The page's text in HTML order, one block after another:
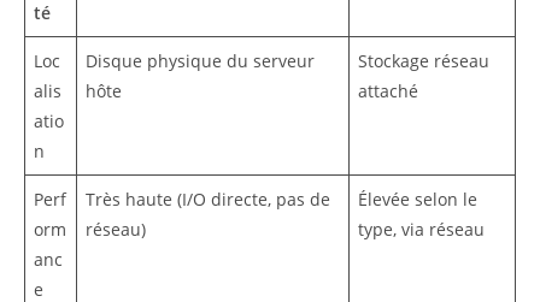
té
Loc
alis
atio
n
Disque physique du serveur
hôte
Stockage réseau
attaché
Perf
orm
anc
e
Très haute (I/O directe, pas de
réseau)
Élevée selon le
type, via réseau